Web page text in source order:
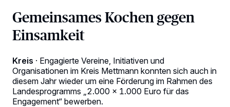
Gemeinsames Kochen gegen
Einsamkeit
Kreis · Engagierte Vereine, Initiativen und
Organisationen im Kreis Mettmann konnten sich auch in
diesem Jahr wieder um eine Förderung im Rahmen des
Landesprogramms „2.000 x 1.000 Euro für das
Engagement“ bewerben.
Wir und unsere 218-Partner speichern und greifen auf
Tracking-Technologien für die unter „Wir und unsere Partner
verarbeiten Daten, um Ihnen Dienste bereitzustellen“ aufgeführten
Zwecke. Wenn Tracker deaktiviert sind, sind manche Inhalte und
Anzeigen möglicherweise nicht mehr so relevant für Sie. Sie können
dieses Menü jederzeit wieder aufrufen, um Ihre Einstellungen zu
ändern oder Ihre Einwilligung zu widerrufen, indem Sie auf den Link